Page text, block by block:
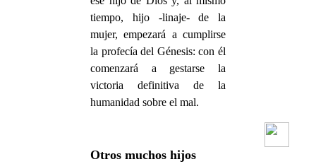
tiempo, hijo -linaje- de la
mujer, empezará a cumplirse
la profecía del Génesis: con él
comenzará a gestarse la
victoria definitiva de la
humanidad sobre el mal.
Otros muchos hijos